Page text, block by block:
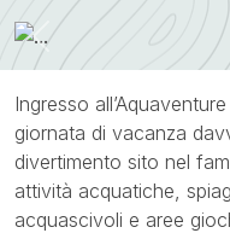
Previous
Ingresso
giornata di vacanza
divertimento sito nel
attività acquatiche,
acquascivoli e aree